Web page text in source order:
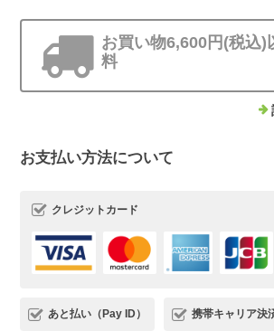
お買い物6,600円(税込)
料
お支払い方法について
クレジットカード
あと払い（Pay ID） 携帯キャリア決